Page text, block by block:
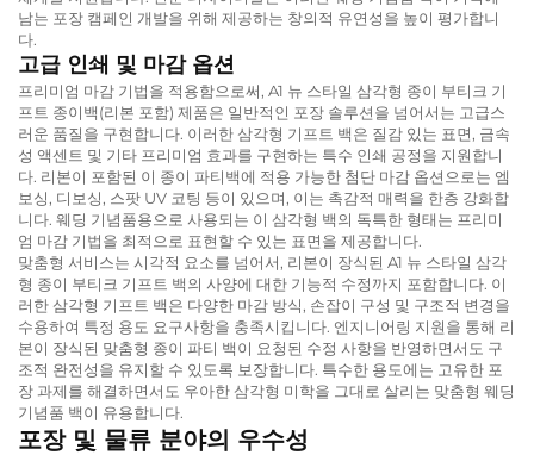
남는 포장 캠페인 개발을 위해 제공하는 창의적 유연성을 높이 평가합니
다.
고급 인쇄 및 마감 옵션
프리미엄 마감 기법을 적용함으로써, A1 뉴 스타일 삼각형 종이 부티크 기
프트 종이백(리본 포함) 제품은 일반적인 포장 솔루션을 넘어서는 고급스
러운 품질을 구현합니다. 이러한 삼각형 기프트 백은 질감 있는 표면, 금속
성 액센트 및 기타 프리미엄 효과를 구현하는 특수 인쇄 공정을 지원합니
다. 리본이 포함된 이 종이 파티백에 적용 가능한 첨단 마감 옵션으로는 엠
보싱, 디보싱, 스팟 UV 코팅 등이 있으며, 이는 촉감적 매력을 한층 강화합
니다. 웨딩 기념품용으로 사용되는 이 삼각형 백의 독특한 형태는 프리미
엄 마감 기법을 최적으로 표현할 수 있는 표면을 제공합니다.
맞춤형 서비스는 시각적 요소를 넘어서, 리본이 장식된 A1 뉴 스타일 삼각
형 종이 부티크 기프트 백의 사양에 대한 기능적 수정까지 포함합니다. 이
러한 삼각형 기프트 백은 다양한 마감 방식, 손잡이 구성 및 구조적 변경을
수용하여 특정 용도 요구사항을 충족시킵니다. 엔지니어링 지원을 통해 리
본이 장식된 맞춤형 종이 파티 백이 요청된 수정 사항을 반영하면서도 구
조적 완전성을 유지할 수 있도록 보장합니다. 특수한 용도에는 고유한 포
장 과제를 해결하면서도 우아한 삼각형 미학을 그대로 살리는 맞춤형 웨딩
기념품 백이 유용합니다.
포장 및 물류 분야의 우수성